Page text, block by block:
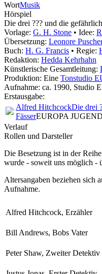
WortMusik
Hörspiel
Die drei ??? und die
Vorlage: G. H. Stone • Idee:
Übersetzung: Leonore
Buch: H. G. Francis • Regie:
Redaktion: Hedda Kehrhahn
Künstlerische Gesamtleitung:
Produktion: Eine Tonstudio
Aufnahme: ca. 1990, Studio
Erstausgabe:
Alfred HitchcockDie drei
FässerEUROPA
Verlauf
Rollen und Darsteller
Die Besetzung ist in der
wurde - soweit uns möglich -
Altersangaben beziehen sich
Aufnahme.
Alfred Hitchcock, Erzähler
Bill Andrews, Bobs Vater
Peter Shaw, Zweiter Detektiv